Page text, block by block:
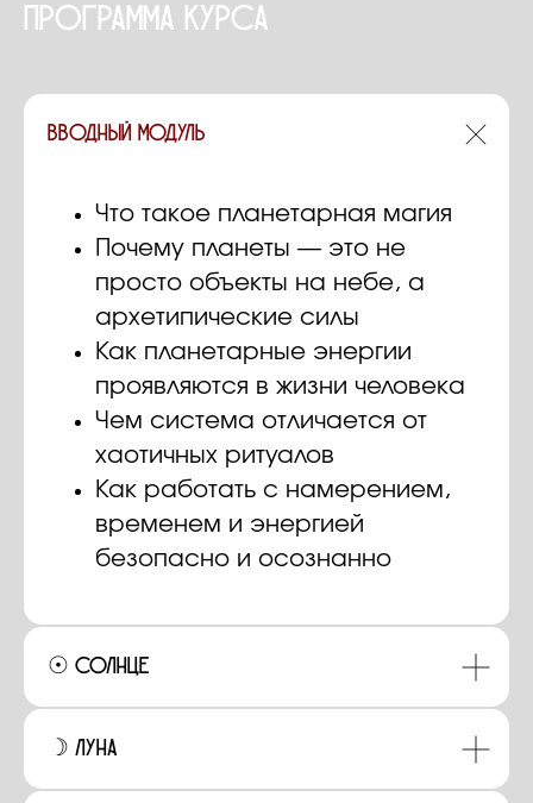
программа курса
Вводный модуль
Что такое планетарная магия
Почему планеты — это не
просто объекты на небе, а
архетипические силы
Как планетарные энергии
проявляются в жизни человека
Чем система отличается от
хаотичных ритуалов
Как работать с намерением,
временем и энергией
безопасно и осознанно
☉ Солнце
☽ Луна